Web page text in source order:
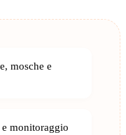
mosche e
monitoraggio